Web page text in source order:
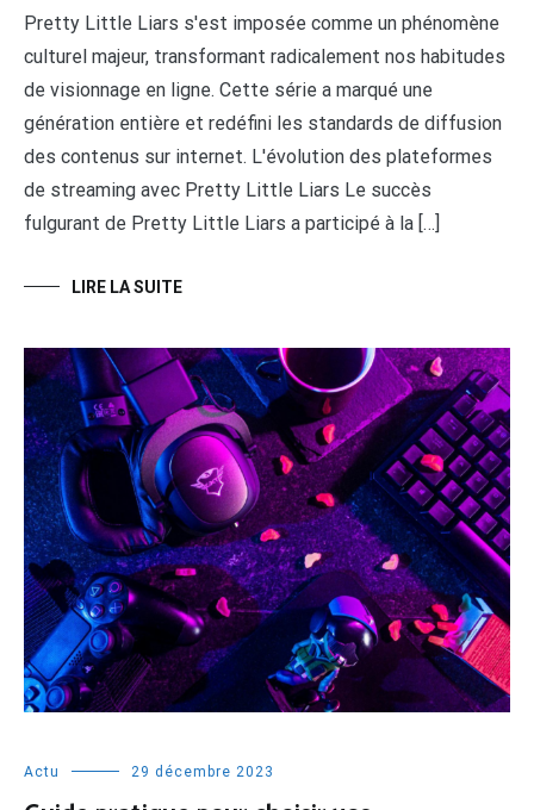
Pretty Little Liars s'est imposée comme un phénomène
culturel majeur, transformant radicalement nos habitudes
de visionnage en ligne. Cette série a marqué une
génération entière et redéfini les standards de diffusion
des contenus sur internet. L'évolution des plateformes
de streaming avec Pretty Little Liars Le succès
fulgurant de Pretty Little Liars a participé à la […]
LIRE LA SUITE
Actu 29 décembre 2023